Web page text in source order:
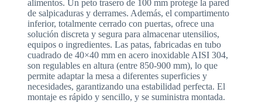
alimentos. Un peto trasero de 100 mm protege la pared
de salpicaduras y derrames. Además, el compartimento
inferior, totalmente cerrado con puertas, ofrece una
solución discreta y segura para almacenar utensilios,
equipos o ingredientes. Las patas, fabricadas en tubo
cuadrado de 40×40 mm en acero inoxidable AISI 304,
son regulables en altura (entre 850-900 mm), lo que
permite adaptar la mesa a diferentes superficies y
necesidades, garantizando una estabilidad perfecta. El
montaje es rápido y sencillo, y se suministra montada.